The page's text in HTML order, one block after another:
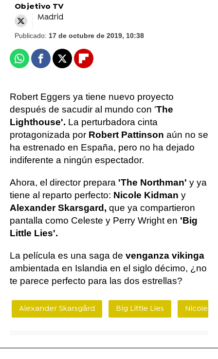
Objetivo TV
Madrid
Publicado: 17 de octubre de 2019, 10:38
WhatsappFacebook
X Flipboard
Robert Eggers ya tiene nuevo proyecto
después de sacudir al mundo con 'The
Lighthouse'. La perturbadora cinta
protagonizada por Robert Pattinson aún no se
ha estrenado en España, pero no ha dejado
indiferente a ningún espectador.
Ahora, el director prepara 'The Northman' y ya
tiene al reparto perfecto: Nicole Kidman y
Alexander Skarsgard, que ya compartieron
pantalla como Celeste y Perry Wright en 'Big
Little Lies'.
La película es una saga de venganza vikinga
ambientada en Islandia en el siglo décimo, ¿no
te parece perfecto para las dos estrellas?
Alexander Skarsgård Big Little Lies Nicole